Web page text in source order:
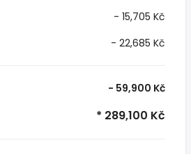
- 15,705 Kč
- 22,685 Kč
- 59,900 Kč
* 289,100 Kč